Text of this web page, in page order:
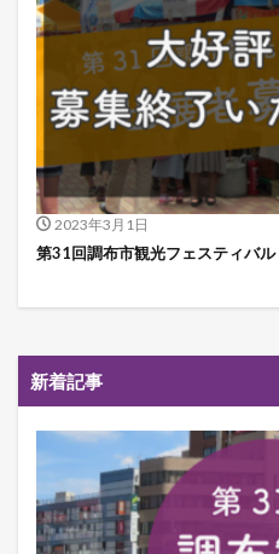
2023年3月1日
第31回調布市観光フェスティバ
新着記事